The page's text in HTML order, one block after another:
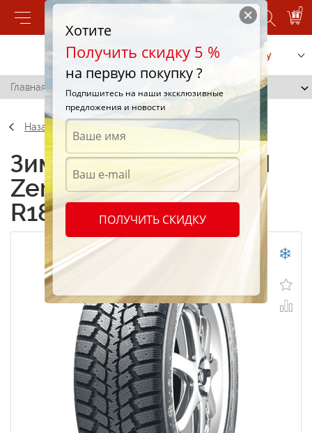
0
Позвонить Заказать услугу
Главная / Kumho I Zen Wis KW19 235/50 R18 101T
Назад
Зимние шины Kumho I
Zen Wis KW19 235/50
R18 101T
Хотите
Получить скидку 5 %
на первую покупку ?
Подпишитесь на наши эксклюзивные
предложения и новости
ПОЛУЧИТЬ СКИДКУ